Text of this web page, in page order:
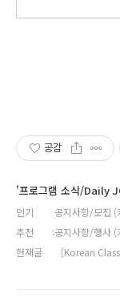
공감
'프로그램 소식/Daily
인기
공지사항/모집 (
추천
공지사항/행사 (
현재글
[Korean